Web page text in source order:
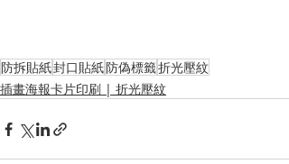
防拆貼紙封口貼紙防偽標籤折光壓紋
插畫海報卡片印刷 | 折光壓紋